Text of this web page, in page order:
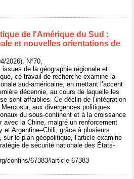
de l'Amérique du Sud :
et nouvelles orientations de
2026), N°70,
de la géographie régionale et
ce travail de recherche examine la
sud-américaine, en mettant l’accent
décennie, au cours de laquelle les
sont affaiblies. Ce déclin de l’intégration
aux divergences politiques
du sous-continent et à la croissance
avec la Chine, malgré un renforcement
et Argentine–Chili, grâce à plusieurs
le plan géopolitique, l'article examine
de sécurité nationale des États-
confins/67383#article-67383